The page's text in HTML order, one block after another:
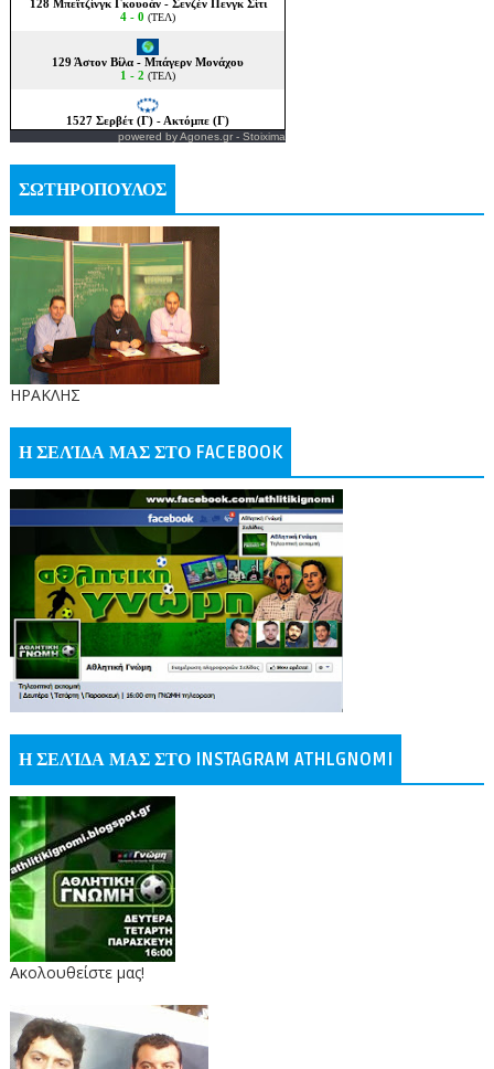
powered byAgones.gr- Stoixima
ΣΩΤΗΡΟΠΟΥΛΟΣ
ΗΡΑΚΛΗΣ
Η ΣΕΛΊΔΑ ΜΑΣ ΣΤΟ FACEBOOK
Η ΣΕΛΊΔΑ ΜΑΣ ΣΤΟ INSTAGRAM ATHLGNOMI
Ακολουθείστε μας!